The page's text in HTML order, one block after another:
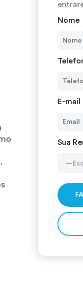
Nome
E-mail
Sua